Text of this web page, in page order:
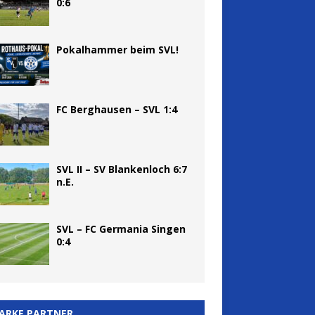
Pokalhammer beim SVL!
FC Berghausen – SVL 1:4
SVL II – SV Blankenloch 6:7
n.E.
SVL – FC Germania Singen
0:4